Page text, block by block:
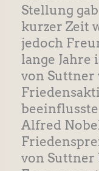
Stellung
kurzer Zeit
jedoch
lange
von Suttner
Alfred
von Suttner